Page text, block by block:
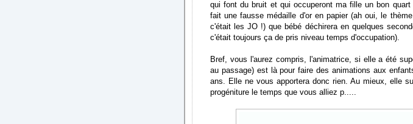
qui font du bruit et qui occuperont ma fille un bon quart
fait une fausse médaille d'or en papier (ah oui, le
c'était les JO !) que bébé déchirera en quelques
c'était toujours ça de pris niveau temps d'occupation).
Bref, vous l'aurez compris, l'animatrice, si elle a été
au passage) est là pour faire des animations aux
ans. Elle ne vous apportera donc rien. Au mieux, elle
progéniture le temps que vous alliez p.....